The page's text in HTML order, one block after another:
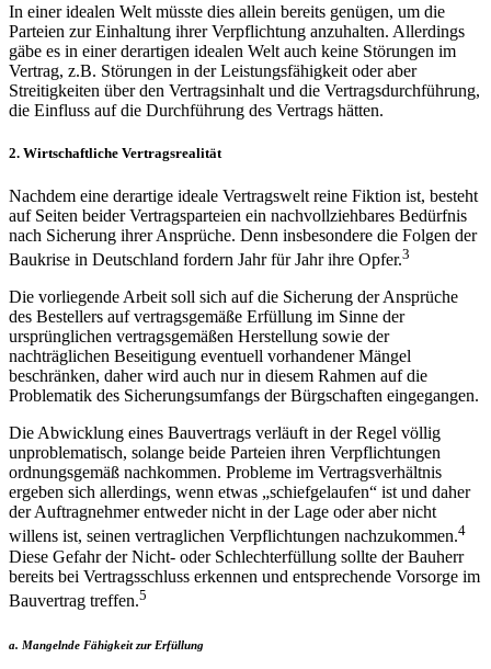
In einer idealen Welt müsste dies allein bereits genügen, um die
Parteien zur Einhaltung ihrer Verpflichtung anzuhalten. Allerdings
gäbe es in einer derartigen idealen Welt auch keine Störungen im
Vertrag, z.B. Störungen in der Leistungsfähigkeit oder aber
Streitigkeiten über den Vertragsinhalt und die Vertragsdurchführung,
die Einfluss auf die Durchführung des Vertrags hätten.
2. Wirtschaftliche Vertragsrealität
Nachdem eine derartige ideale Vertragswelt reine Fiktion ist, besteht
auf Seiten beider Vertragsparteien ein nachvollziehbares Bedürfnis
nach Sicherung ihrer Ansprüche. Denn insbesondere die Folgen der
Baukrise in Deutschland fordern Jahr für Jahr ihre Opfer.3
Die vorliegende Arbeit soll sich auf die Sicherung der Ansprüche
des Bestellers auf vertragsgemäße Erfüllung im Sinne der
ursprünglichen vertragsgemäßen Herstellung sowie der
nachträglichen Beseitigung eventuell vorhandener Mängel
beschränken, daher wird auch nur in diesem Rahmen auf die
Problematik des Sicherungsumfangs der Bürgschaften eingegangen.
Die Abwicklung eines Bauvertrags verläuft in der Regel völlig
unproblematisch, solange beide Parteien ihren Verpflichtungen
ordnungsgemäß nachkommen. Probleme im Vertragsverhältnis
ergeben sich allerdings, wenn etwas „schiefgelaufen“ ist und daher
der Auftragnehmer entweder nicht in der Lage oder aber nicht
willens ist, seinen vertraglichen Verpflichtungen nachzukommen.4
Diese Gefahr der Nicht- oder Schlechterfüllung sollte der Bauherr
bereits bei Vertragsschluss erkennen und entsprechende Vorsorge im
Bauvertrag treffen.5
a. Mangelnde Fähigkeit zur Erfüllung